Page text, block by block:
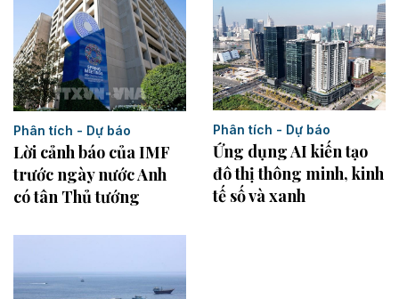
Phân tích - Dự báo
Lời cảnh báo của IMF
trước ngày nước Anh
có tân Thủ tướng
Phân tích - Dự báo
Ứng dụng AI kiến tạo
đô thị thông minh, kinh
tế số và xanh